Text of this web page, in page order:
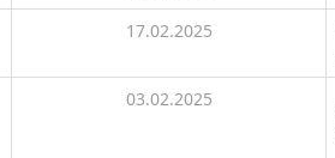
17.02.2025
03.02.2025